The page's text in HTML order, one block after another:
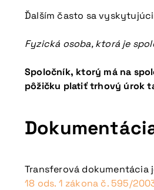
Ďalším často sa
Fyzická osoba, ktorá je
Spoločník, ktorý má na
pôžičku platiť trhový úrok
Transferová dokumentácia
18 ods. 1 zákona č. 595/